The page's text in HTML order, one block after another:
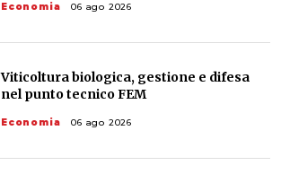
Economia 06 ago 2026
Viticoltura biologica, gestione e difesa
nel punto tecnico FEM
Economia 06 ago 2026